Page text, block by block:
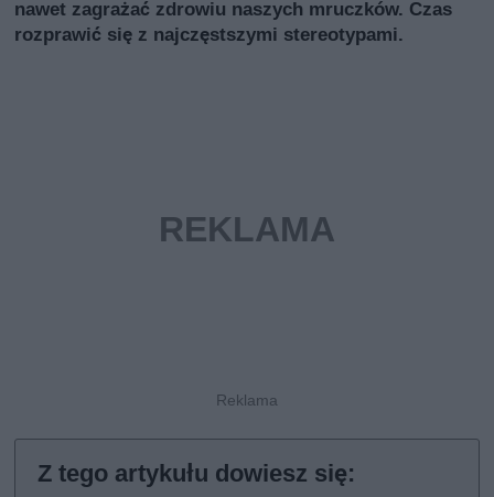
nawet zagrażać zdrowiu naszych mruczków. Czas
rozprawić się z najczęstszymi stereotypami.